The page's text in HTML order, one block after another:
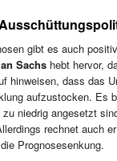
gibt es auch
Sachs hebt hervor,
hinweisen, dass das
aufzustocken. Es
niedrig angesetzt
rechnet auch
Prognosesenkung.